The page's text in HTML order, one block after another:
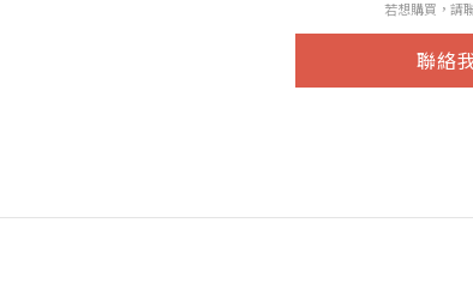
若想購買，請
聯絡